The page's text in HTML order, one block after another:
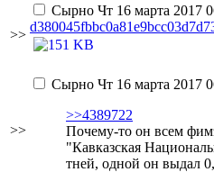
>>
Сырно Чт 16 марта 2017
>>
Сырно Чт 16 марта 2017
>>4389722
Почему-то он всем
"Кавказская
тней, одной он выдал